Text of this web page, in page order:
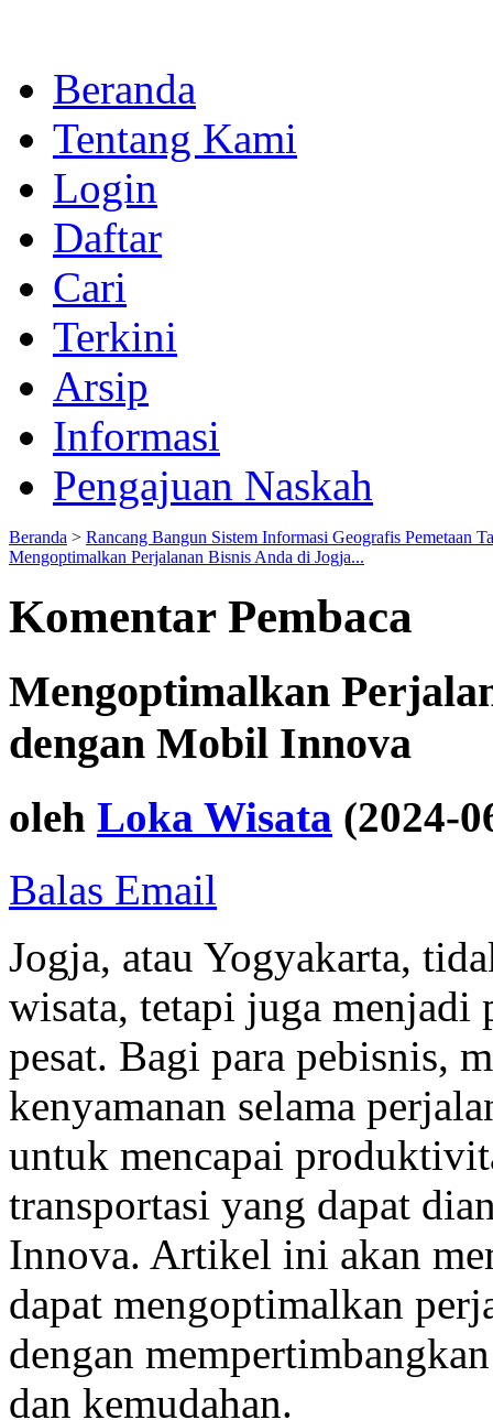
Beranda
Tentang Kami
Login
Daftar
Cari
Terkini
Arsip
Informasi
Pengajuan Naskah
Beranda > Rancang Bangun Sistem Informasi Geografis Pemetaan
Mengoptimalkan Perjalanan Bisnis Anda di Jogja...
Komentar Pembaca
Mengoptimalkan
dengan Mobil Innova
oleh Loka Wisata (2024-
Balas Email
Jogja, atau Yogyakarta,
wisata, tetapi juga menjadi
pesat. Bagi para pebisnis,
kenyamanan selama
untuk mencapai
transportasi yang dapat
Innova. Artikel ini akan
dapat mengoptimalkan
dengan
dan kemudahan.